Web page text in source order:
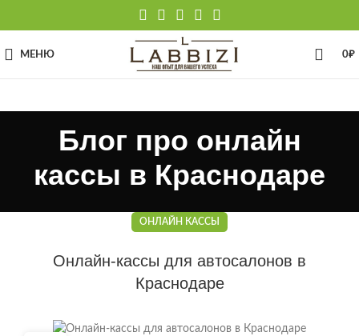
МЕНЮ 0₽
Блог про онлайн
кассы в Краснодаре
ОНЛАЙН КАССЫ
Онлайн-кассы для автосалонов в
Краснодаре